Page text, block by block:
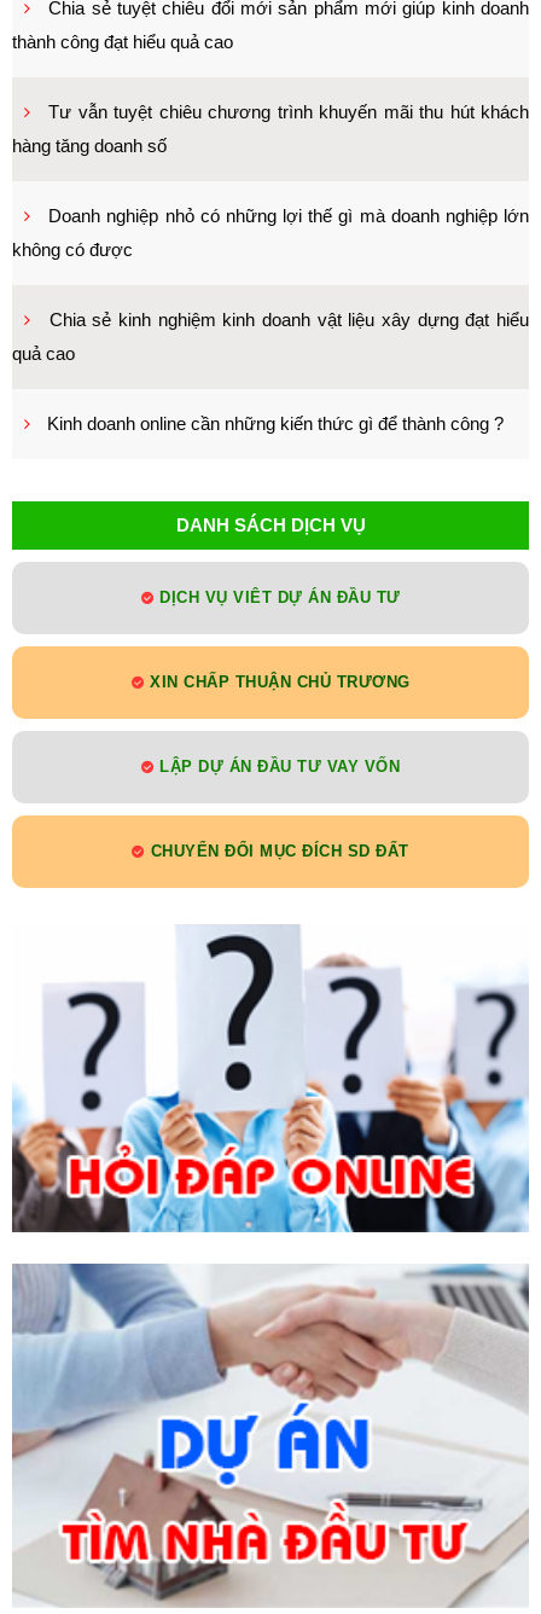
Chia sẻ tuyệt chiêu đổi mới sản phẩm mới giúp kinh doanh
thành công đạt hiểu quả cao
Tư vẫn tuyệt chiêu chương trình khuyến mãi thu hút khách
hàng tăng doanh số
Doanh nghiệp nhỏ có những lợi thế gì mà doanh nghiệp lớn
không có được
Chia sẻ kinh nghiệm kinh doanh vật liệu xây dựng đạt hiểu
quả cao
Kinh doanh online cần những kiến thức gì để thành công ?
DANH SÁCH DỊCH VỤ
DỊCH VỤ VIÊT DỰ ÁN ĐẦU TƯ
XIN CHẤP THUẬN CHỦ TRƯƠNG
LẬP DỰ ÁN ĐẦU TƯ VAY VỐN
CHUYỂN ĐỔI MỤC ĐÍCH SD ĐẤT